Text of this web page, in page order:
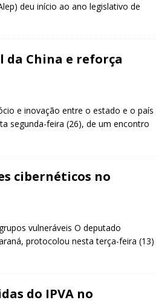
deu início ao ano legislativo de
da China e reforça
e inovação entre o estado e o país
segunda-feira (26), de um encontro
cibernéticos no
vulneráveis O deputado
protocolou nesta terça-feira (13)
do IPVA no